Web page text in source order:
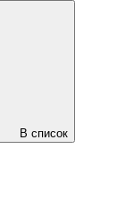
В список